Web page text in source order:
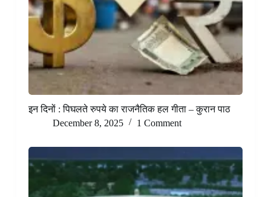
इन दिनों : पिघलते रुपये का राजनैतिक हल गीता – कुरान पाठ
December 8, 2025
1 Comment